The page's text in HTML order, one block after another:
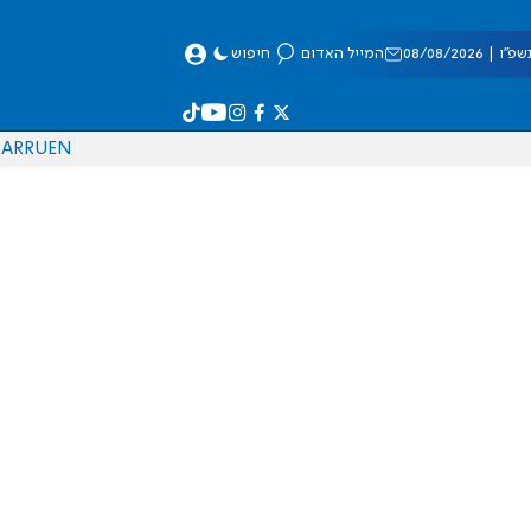
08/2026 המייל האדום חיפוש
EN
RU
AR